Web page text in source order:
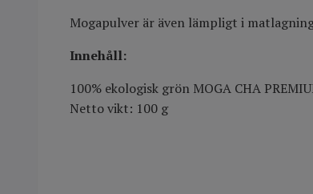
Mogapulver är även lämpligt i
Innehåll:
100% ekologisk grön MOGA CHA
Netto vikt: 100 g